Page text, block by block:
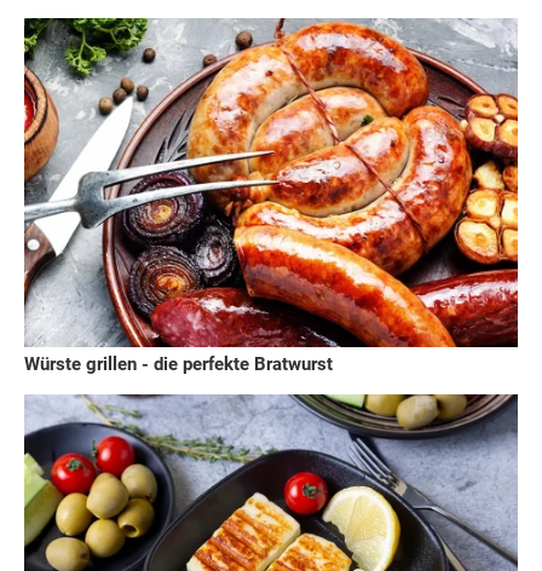
Würste grillen - die perfekte Bratwurst